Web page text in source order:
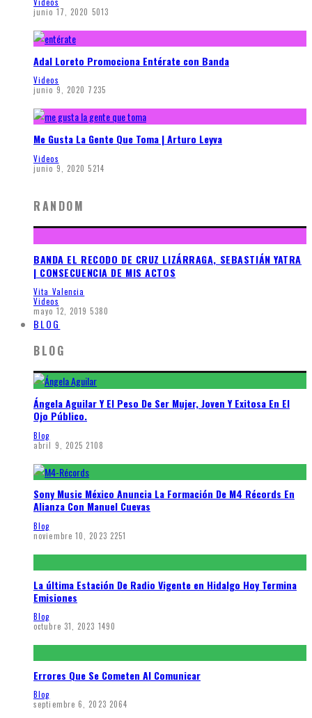
Videos
junio 17, 2020 5013
Adal Loreto Promociona Entérate con Banda
Videos
junio 9, 2020 7235
Me Gusta La Gente Que Toma | Arturo Leyva
Videos
junio 9, 2020 5214
RANDOM
BANDA EL RECODO DE CRUZ LIZÁRRAGA, SEBASTIÁN YATRA
| CONSECUENCIA DE MIS ACTOS
Vita Valencia
Videos
mayo 12, 2019 5380
BLOG
BLOG
Ángela Aguilar Y El Peso De Ser Mujer, Joven Y Exitosa En El
Ojo Público.
Blog
abril 9, 2025 2108
Sony Music México Anuncia La Formación De M4 Récords En
Alianza Con Manuel Cuevas
Blog
noviembre 10, 2023 2251
La última Estación De Radio Vigente en Hidalgo Hoy Termina
Emisiones
Blog
octubre 31, 2023 1490
Errores Que Se Cometen Al Comunicar
Blog
septiembre 6, 2023 2064